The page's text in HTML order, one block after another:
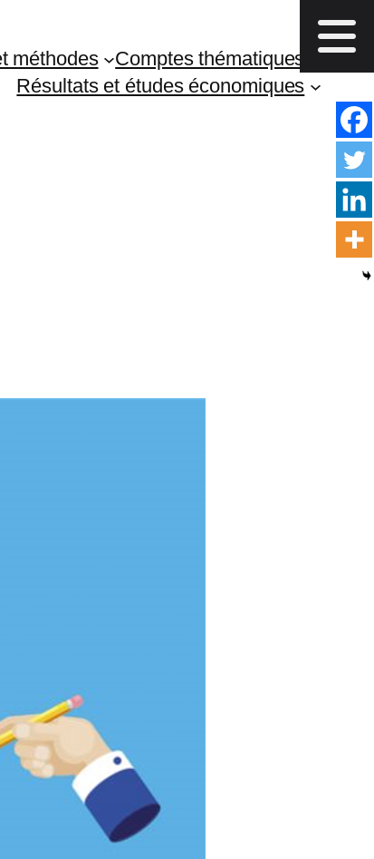
méthodes
Comptes thématiques
Résultats et études économiques